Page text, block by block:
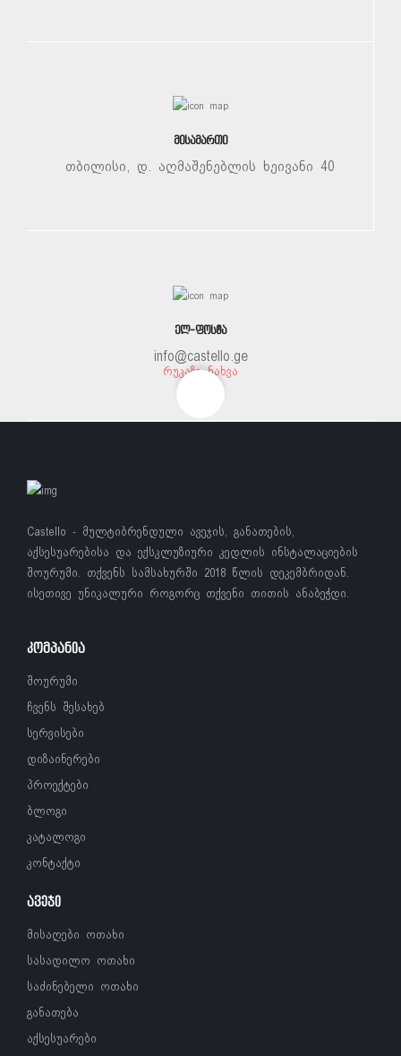
ᲛᲘᲡᲐᲛᲐᲠᲗᲘ
თბილისი, დ. აღმაშენებლის ხეივანი 40
ᲔᲚ-ᲤᲝᲡᲢᲐ
info@castello.ge
ᲠᲣᲙᲐᲖᲔ ᲜᲐᲮᲕᲐ
Castello - მულტიბრენდული ავეჯის, განათების,
აქსესუარებისა და ექსკლუზიური კედლის ინსტალაციების
შოურუმი. თქვენს სამსახურში 2018 წლის დეკემბრიდან.
ისეთივე უნიკალური როგორც თქვენი თითის ანაბეჭდი.
ᲙᲝᲛᲞᲐᲜᲘᲐ
შოურუმი
ჩვენს შესახებ
სერვისები
დიზაინერები
პროექტები
ბლოგი
კატალოგი
კონტაქტი
ᲐᲕᲔᲯᲘ
მისაღები ოთახი
სასადილო ოთახი
საძინებელი ოთახი
განათება
აქსესუარები